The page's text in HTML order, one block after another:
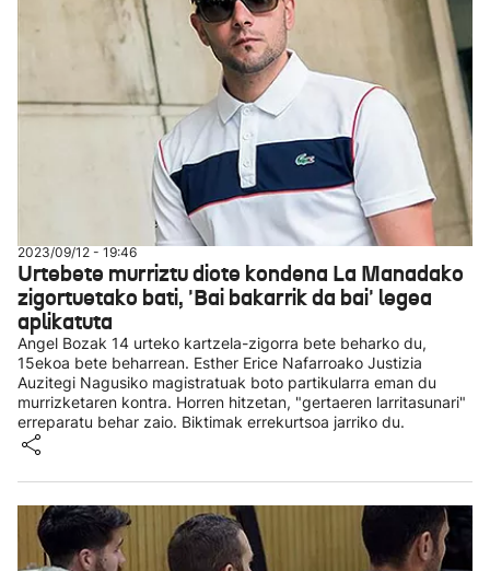
2023/09/12 - 19:46
Urtebete murriztu diote kondena La Manadako
zigortuetako bati, 'Bai bakarrik da bai' legea
aplikatuta
Angel Bozak 14 urteko kartzela-zigorra bete beharko du,
15ekoa bete beharrean. Esther Erice Nafarroako Justizia
Auzitegi Nagusiko magistratuak boto partikularra eman du
murrizketaren kontra. Horren hitzetan, "gertaeren larritasunari"
erreparatu behar zaio. Biktimak errekurtsoa jarriko du.